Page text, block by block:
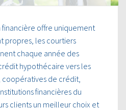
financière offre uniquement
propres, les courtiers
chaque année des
hypothécaire vers les
coopératives de crédit,
financières du
clients un meilleur choix et